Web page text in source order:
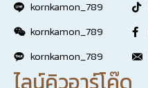
kornkamon_789
kornkamon_789
kornkamon_789